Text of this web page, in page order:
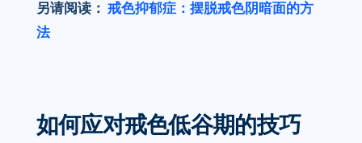
另请阅读： 戒色抑郁症：摆脱戒色阴暗面的方
法
如何应对戒色低谷期的技巧